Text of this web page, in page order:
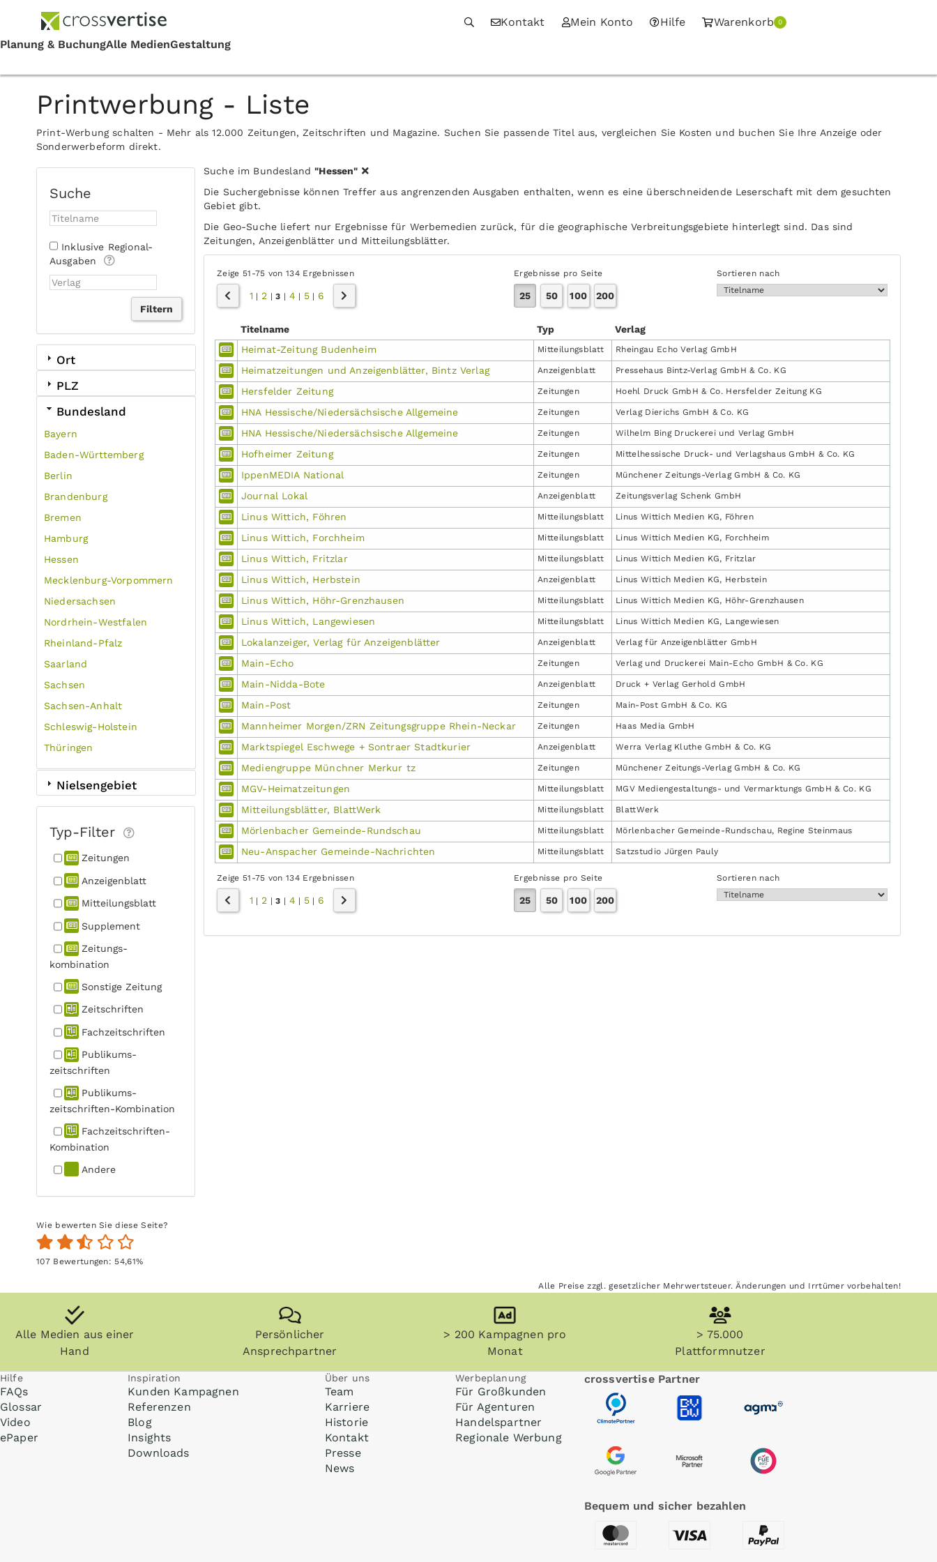
Kontakt Mein Konto Hilfe Warenkorb 0
Printwerbung - Liste
Print-Werbung schalten - Mehr als 12.000 Zeitungen, Zeitschriften und Magazine. Suchen Sie passende Titel aus, vergleichen Sie Kosten und buchen Sie Ihre Anzeige oder
Sonderwerbeform direkt.
Suche
Inklusive Regional-
Ausgaben
Ort
PLZ
Bundesland
Bayern
Baden-Württemberg
Berlin
Brandenburg
Bremen
Hamburg
Hessen
Mecklenburg-Vorpommern
Niedersachsen
Nordrhein-Westfalen
Rheinland-Pfalz
Saarland
Sachsen
Sachsen-Anhalt
Schleswig-Holstein
Thüringen
Nielsengebiet
Typ-Filter
Zeitungen
Anzeigen­blatt
Mitteilungs­blatt
Supplement
Zeitungs­
kombination
Sonstige Zeitung
Zeitschriften
Fachzeit­schriften
Publikums­
zeitschriften
Publikums­
zeitschriften-Kombination
Fachzeit­schriften-
Kombination
Andere
Suche im Bundesland"Hessen"
Die Suchergebnisse können Treffer aus angrenzenden Ausgaben enthalten, wenn es eine überschneidende Leserschaft mit dem gesuchten
Gebiet gibt.
Die Geo-Suche liefert nur Ergebnisse für Werbemedien zurück, für die geographische Verbreitungsgebiete hinterlegt sind. Das sind
Zeitungen, Anzeigenblätter und Mitteilungsblätter.
Zeige 51-75 von 134 Ergebnissen Ergebnisse pro Seite Sortieren nach
1 | 2 |3 | 4 | 5| 6 25 50 100 200
Titelname Typ
Verlag
Heimat-Zeitung Budenheim
Mitteilungs­blatt Rheingau Echo Verlag GmbH
Heimatzeitungen und Anzeigenblätter, Bintz Verlag Anzeigen­blatt Pressehaus Bintz-Verlag GmbH & Co. KG
Hersfelder Zeitung Zeitungen Hoehl Druck GmbH & Co. Hersfelder Zeitung KG
HNA Hessische/Niedersächsische Allgemeine Zeitungen Verlag Dierichs GmbH & Co. KG
HNA Hessische/Niedersächsische Allgemeine Zeitungen Wilhelm Bing Druckerei und Verlag GmbH
Hofheimer Zeitung Zeitungen Mittelhessische Druck- und Verlagshaus GmbH & Co. KG
IppenMEDIA National Zeitungen Münchener Zeitungs-Verlag GmbH & Co. KG
Journal Lokal Anzeigen­blatt Zeitungsverlag Schenk GmbH
Linus Wittich, Föhren Mitteilungs­blatt Linus Wittich Medien KG, Föhren
Linus Wittich, Forchheim Mitteilungs­blatt Linus Wittich Medien KG, Forchheim
Linus Wittich, Fritzlar Mitteilungs­blatt Linus Wittich Medien KG, Fritzlar
Linus Wittich, Herbstein Anzeigen­blatt Linus Wittich Medien KG, Herbstein
Linus Wittich, Höhr-Grenzhausen Mitteilungs­blatt Linus Wittich Medien KG, Höhr-Grenzhausen
Linus Wittich, Langewiesen Mitteilungs­blatt Linus Wittich Medien KG, Langewiesen
Lokalanzeiger, Verlag für Anzeigenblätter Anzeigen­blatt Verlag für Anzeigenblätter GmbH
Main-Echo Zeitungen Verlag und Druckerei Main-Echo GmbH & Co. KG
Main-Nidda-Bote Anzeigen­blatt Druck + Verlag Gerhold GmbH
Main-Post Zeitungen Main-Post GmbH & Co. KG
Mannheimer Morgen/ZRN Zeitungsgruppe Rhein-Neckar Zeitungen Haas Media GmbH
Marktspiegel Eschwege + Sontraer Stadtkurier Anzeigen­blatt Werra Verlag Kluthe GmbH & Co. KG
Mediengruppe Münchner Merkur tz Zeitungen Münchener Zeitungs-Verlag GmbH & Co. KG
MGV-Heimatzeitungen Mitteilungs­blatt MGV Mediengestaltungs- und Vermarktungs GmbH & Co. KG
Mitteilungsblätter, BlattWerk Mitteilungs­blatt BlattWerk
Mörlenbacher Gemeinde-Rundschau Mitteilungs­blatt Mörlenbacher Gemeinde-Rundschau, Regine Steinmaus
Neu-Anspacher Gemeinde-Nachrichten Mitteilungs­blatt Satzstudio Jürgen Pauly
Zeige 51-75 von 134 Ergebnissen Ergebnisse pro Seite Sortieren nach
1 | 2 |3 | 4 | 5| 6 25 50 100 200
Wie bewerten Sie diese Seite?
107Bewertungen: 54,61%
Alle Preise zzgl. gesetzlicher Mehrwertsteuer. Änderungen und Irrtümer vorbehalten!
Alle Medien aus einer
Hand
Persönlicher
Ansprechpartner
> 200 Kampagnen pro
Monat
> 75.000
Plattformnutzer
Hilfe
FAQs
Glossar
Video
ePaper
Inspiration
Kunden Kampagnen
Referenzen
Blog
Insights
Downloads
Über uns
Team
Karriere
Historie
Kontakt
Presse
News
Werbeplanung
Für Großkunden
Für Agenturen
Handelspartner
Regionale Werbung
crossvertise Partner
Bequem und sicher bezahlen